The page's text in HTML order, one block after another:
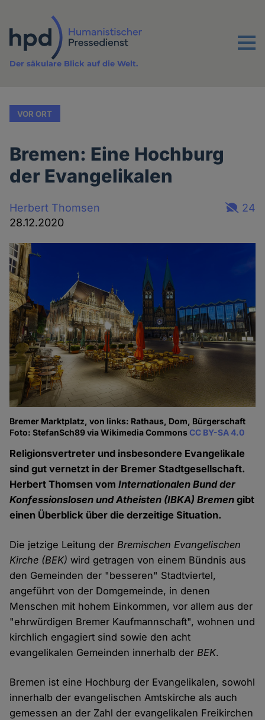
Inhalt
Menu
Der säkulare Blick auf die Welt.
VOR ORT
Bremen: Eine Hochburg
der Evangelikalen
Herbert Thomsen
28.12.2020
24
Bremer Marktplatz, von links: Rathaus, Dom, Bürgerschaft
Foto: StefanSch89 via Wikimedia CommonsCC BY-SA 4.0
Religionsvertreter und insbesondere Evangelikale
sind gut vernetzt in der Bremer Stadtgesellschaft.
Herbert Thomsen vomInternationalen Bund der
Konfessionslosen und Atheisten (IBKA) Bremen gibt
einen Überblick über die derzeitige Situation.
Die jetzige Leitung derBremischen Evangelischen
Kirche (BEK) wird getragen von einem Bündnis aus
den Gemeinden der "besseren" Stadtviertel,
angeführt von der Domgemeinde, in denen
Menschen mit hohem Einkommen, vor allem aus der
"ehrwürdigen Bremer Kaufmannschaft", wohnen und
kirchlich engagiert sind sowie den acht
evangelikalen Gemeinden innerhalb derBEK.
Bremen ist eine Hochburg der Evangelikalen, sowohl
innerhalb der evangelischen Amtskirche als auch
gemessen an der Zahl der evangelikalen Freikirchen